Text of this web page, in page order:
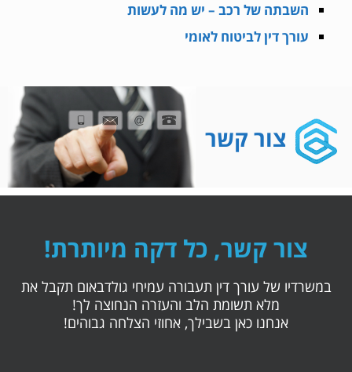
השבתה של רכב – יש מה לעשות
עורך דין לביטוח לאומי
צור קשר
צור קשר, כל דקה מיותרת!
במשרדיו של עורך דין תעבורה עמיחי גולדבאום תקבל את
מלא תשומת הלב והעזרה הנחוצה לך!
אנחנו כאן בשבילך, אחוזי הצלחה גבוהים!